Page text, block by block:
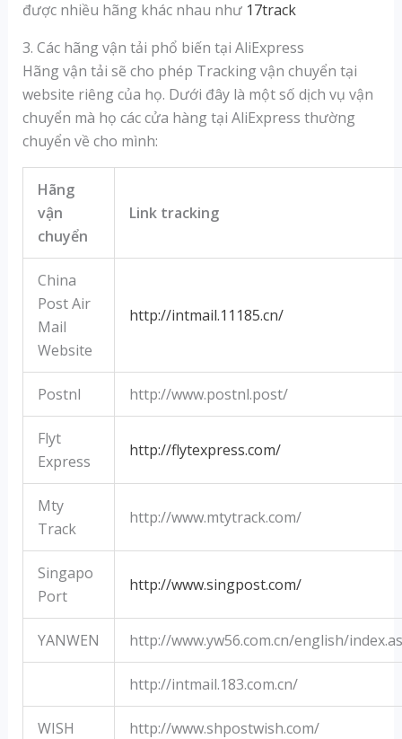
được nhiều hãng khác nhau như 17track
3. Các hãng vận tải phổ biến tại AliExpress
Hãng vận tải sẽ cho phép Tracking vận chuyển tại
website riêng của họ. Dưới đây là một số dịch vụ vận
chuyển mà họ các cửa hàng tại AliExpress thường
chuyển về cho mình:
Hãng
vận
chuyển
Link tracking
China
Post Air
Mail
Website
http://intmail.11185.cn/
Postnl http://www.postnl.post/
Flyt
Express
http://flytexpress.com/
Mty
Track
http://www.mtytrack.com/
Singapo
Port
http://www.singpost.com/
YANWEN http://www.yw56.com.cn/english/
http://intmail.183.com.cn/
WISH http://www.shpostwish.com/